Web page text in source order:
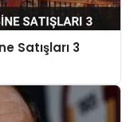
Satışları 3